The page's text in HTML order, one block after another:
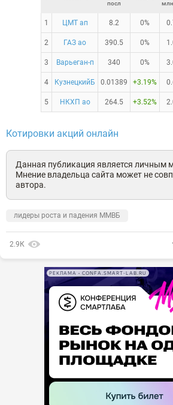
посл
1 ЦМТ ап 8.2 0%
2 ГАЗ ао 390.5 0%
3 Варьеган-п 340 0%
4 КузнецкийБ 0.01389 +3.19%
5 НКХП ао 264.5 +3.52%
Котировки акций онлайн
Данная публикация является личным
Мнение владельца сайта может не
автора.
лидеры роста и падения ММВБ
2.9К
РЕКЛАМА • CONFA.SMART-LAB.RU